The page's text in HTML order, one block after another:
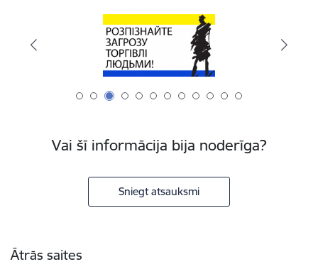
Vai šī informācija bija noderīga?
Sniegt atsauksmi
Ātrās saites